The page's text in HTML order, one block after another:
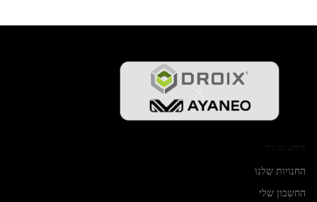
החנויות שלנו
החשבון שלי